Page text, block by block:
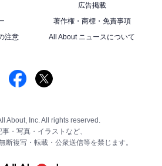
広告掲載
著作権・商標・免責事項
注意
All About ニュースについて
About, Inc. All rights reserved.
・写真・イラストなど、
断複写・転載・公衆送信等を禁じます。